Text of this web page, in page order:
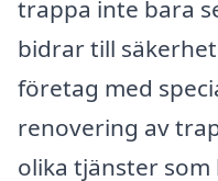
trappa inte bara
bidrar till
företag med
renovering av
olika tjänster